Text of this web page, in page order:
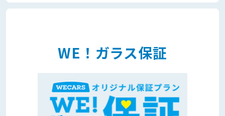
WE！ガラス保証